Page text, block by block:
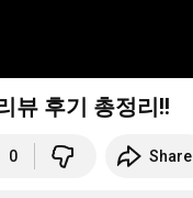
뷰 후기 총정리!!
0 Share